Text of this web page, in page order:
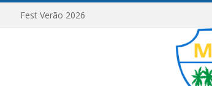
Fest Verão 2026